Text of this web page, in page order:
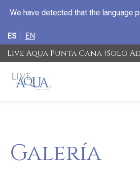
ES EN
Live Aqua Punta Cana (Solo
We have detected that the language
Galería